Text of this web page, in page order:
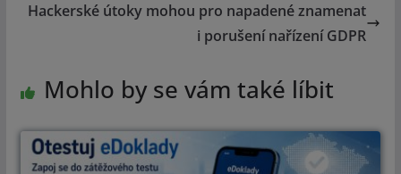
Hackerské útoky mohou pro napadené znamenat
i porušení nařízení GDPR
Mohlo by se vám také líbit